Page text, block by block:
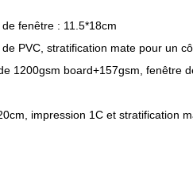
fenêtre : 11.5*18cm
PVC, stratification mate pour un
1200gsm board+157gsm, fenêtre
impression 1C et stratification